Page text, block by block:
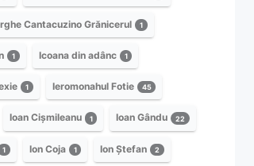
Cantacuzino Grănicerul 1
1 Icoana din adânc 1
1 Ieromonahul Fotie 45
Ioan Cișmileanu 1 Ioan Gându 22
1 Ion Coja 1 Ion Ștefan 2